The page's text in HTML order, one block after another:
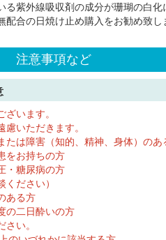
る紫外線吸収剤の成分が珊瑚の白化
配合の日焼け止め購入をお勧め致し
注意事項など
います。
いただきます。
たは障害（知的、精神、身体）のあ
をお持ちの方
・糖尿病の方
ください）
ある方
の二日酔いの方
い。